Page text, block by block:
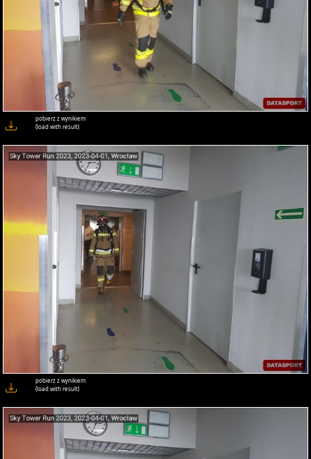
pobierz z wynikiem
(load with result)
pobierz z wynikiem
(load with result)